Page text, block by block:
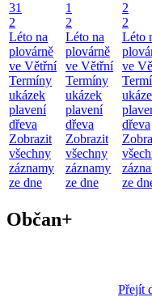
31
2
Léto na
plovárně
ve Větřní
Termíny
ukázek
plavení
dřeva
Zobrazit
všechny
záznamy
ze dne
1
2
Léto na
plovárně
ve Větřní
Termíny
ukázek
plavení
dřeva
Zobrazit
všechny
záznamy
ze dne
2
2
Léto
ve
dřeva
ze
Občan+
Přejít